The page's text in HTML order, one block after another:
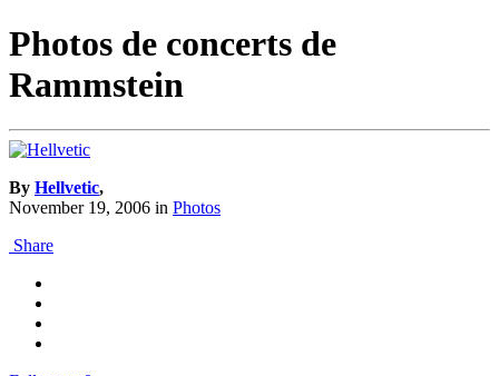
Photos de concerts de
Rammstein
By Hellvetic,
November 19, 2006 in Photos
Share